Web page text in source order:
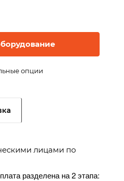
опции
лицами по
разделена на 2 этапа: